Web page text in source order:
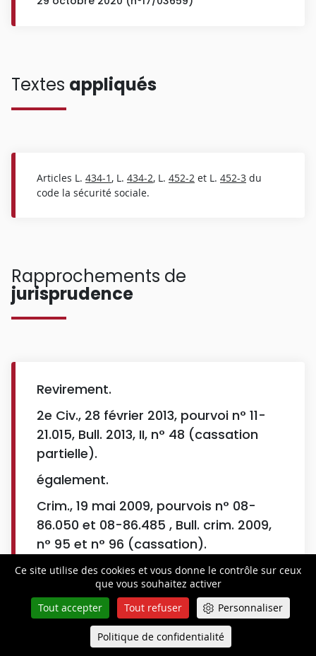
Ce site utilise des cookies et vous donne le contrôle sur ceux
que vous souhaitez activer
Tout accepter
Tout refuser Personnaliser
Politique de confidentialité
Textes appliqués
Articles L. 434-1 , L. 434-2, L. 452-2 et L. 452-3 du
code la sécurité sociale.
Rapprochements de
jurisprudence
Revirement.
2e Civ., 28 février 2013, pourvoi n° 11-
21.015, Bull. 2013, II, n° 48 (cassation
partielle).
également.
Crim., 19 mai 2009, pourvois n° 08-
86.050 et 08-86.485 , Bull. crim. 2009,
n° 95 et n° 96 (cassation).
2e Civ., 11 juin 2009, pourvoi n° 08-
17.581, Bull. 2009, II, n° 155 (cassation).
2e Civ., 11 juin 2009, pourvoi n° 07-
21.768, Bull. 2009, II, n° 153 (cassation
Queue-Fair